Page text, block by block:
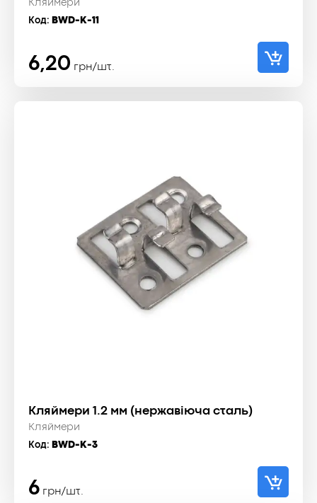
Кляймери
Код: BWD-K-11
6,20 грн/шт.
Кляймери 1.2 мм (нержавіюча сталь)
Кляймери
Код: BWD-K-3
6 грн/шт.